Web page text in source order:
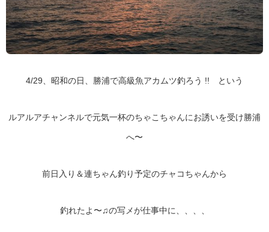
4/29、昭和の日、勝浦で高級魚アカムツ釣ろう !! という
ルアルアチャンネルで元気一杯のちゃこちゃんにお誘いを受け勝浦
へ〜
前日入り＆連ちゃん釣り予定のチャコちゃんから
釣れたよ〜♫の写メが仕事中に、、、、